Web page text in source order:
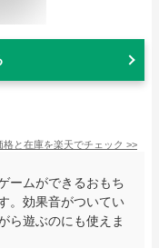
格と在庫を楽天でチェック >>
ームができるおもち
。効果音がついてい
ら遊ぶのにも使えま